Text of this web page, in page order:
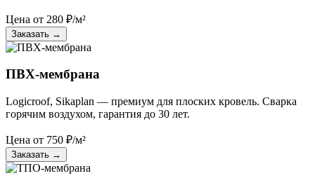
Цена от 280 ₽/м²
Заказать →
ПВХ-мембрана
Logicroof, Sikaplan — премиум для плоских кровель. Сварка
горячим воздухом, гарантия до 30 лет.
Цена от 750 ₽/м²
Заказать →